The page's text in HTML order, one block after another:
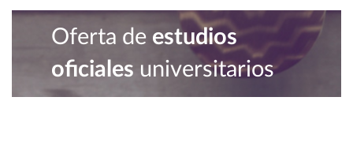
Oferta de estudios
oficiales universitarios